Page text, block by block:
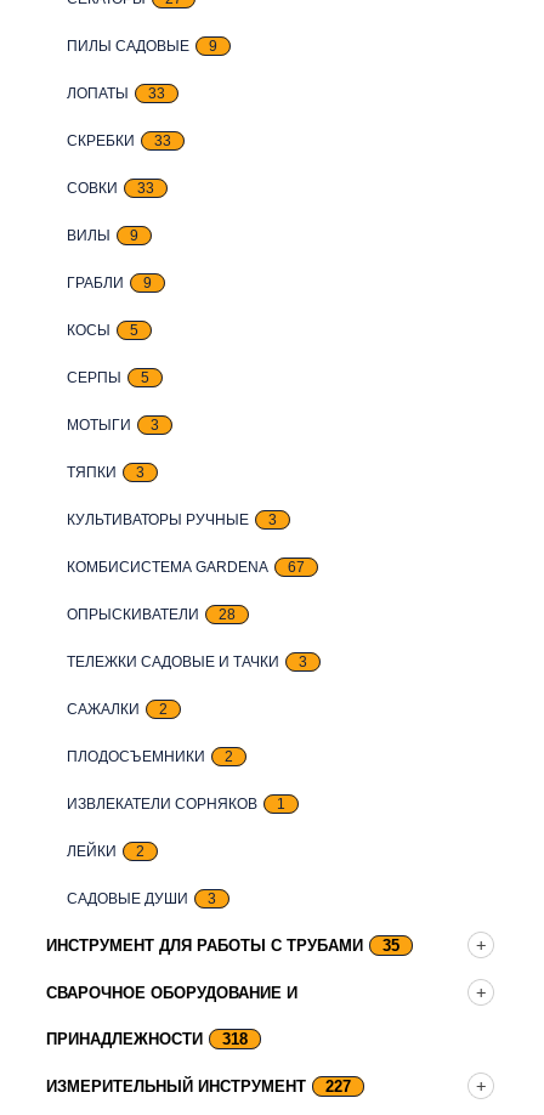
ПИЛЫ САДОВЫЕ 9
ЛОПАТЫ 33
СКРЕБКИ 33
СОВКИ 33
ВИЛЫ 9
ГРАБЛИ 9
КОСЫ 5
СЕРПЫ 5
МОТЫГИ 3
ТЯПКИ 3
КУЛЬТИВАТОРЫ РУЧНЫЕ 3
КОМБИСИСТЕМА GARDENA 67
ОПРЫСКИВАТЕЛИ 28
ТЕЛЕЖКИ САДОВЫЕ И ТАЧКИ 3
САЖАЛКИ 2
ПЛОДОСЪЕМНИКИ 2
ИЗВЛЕКАТЕЛИ СОРНЯКОВ 1
ЛЕЙКИ 2
САДОВЫЕ ДУШИ 3
ИНСТРУМЕНТ ДЛЯ РАБОТЫ С ТРУБАМИ 35
СВАРОЧНОЕ ОБОРУДОВАНИЕ И
ПРИНАДЛЕЖНОСТИ 318
ИЗМЕРИТЕЛЬНЫЙ ИНСТРУМЕНТ 227